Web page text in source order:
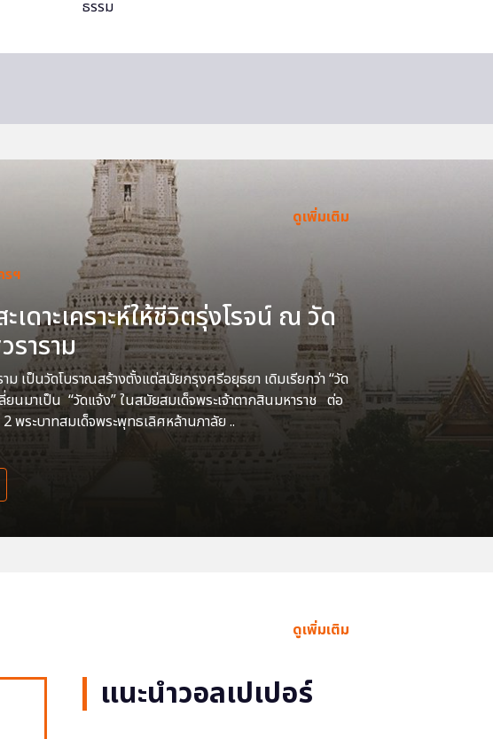
ดูเพิ่มเติม
รฯ
เดาะเคราะห์ให้ชีวิตรุ่งโรจน์ ณ วัด
ราราม
ม เป็นวัดโบราณสร้างตั้งแต่สมัยกรุงศรีอยุธยา เดิมเรียกว่า “วัด
ยนมาเป็น “วัดแจ้ง” ในสมัยสมเด็จพระเจ้าตากสินมหาราช ต่อ
พระบาทสมเด็จพระพุทธเลิศหล้านภาลัย ..
ดูเพิ่มเติม
แนะนำวอลเปเปอร์